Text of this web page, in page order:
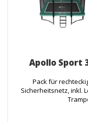
Apollo Sport
Pack für
Sicherheitsnetz, inkl.